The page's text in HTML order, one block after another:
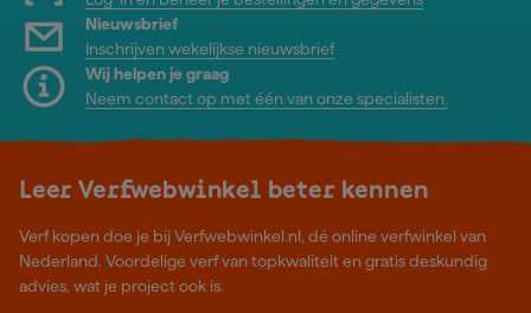
Nieuwsbrief
Inschrijven wekelijkse nieuwsbrief
Wij helpen je graag
Neem contact op met één van onze specialisten.
Leer Verfwebwinkel beter kennen
Verf kopen doe je bij Verfwebwinkel.nl, dé online verfwinkel van
Nederland. Voordelige verf van topkwaliteit en gratis deskundig
advies, wat je project ook is.